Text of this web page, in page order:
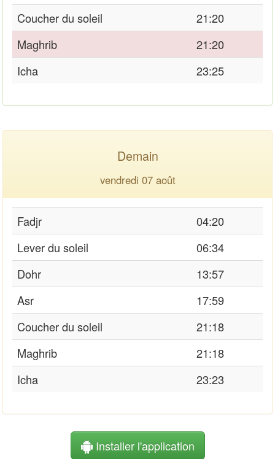
Coucher du soleil
21:20
Maghrib
21:20
Icha
23:25
Demain
vendredi 07 août
Fadjr
04:20
Lever du soleil
06:34
Dohr
13:57
Asr
17:59
Coucher du soleil
21:18
Maghrib
21:18
Icha
23:23
Installer l'application